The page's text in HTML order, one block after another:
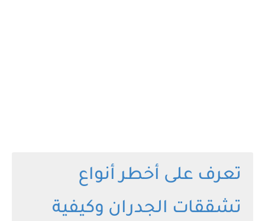
تعرف على أخطر أنواع
تشققات الجدران وكيفية